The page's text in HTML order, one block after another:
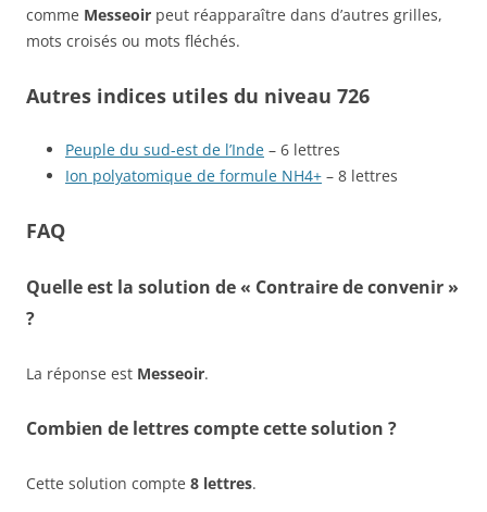
comme Messeoir peut réapparaître dans d’autres grilles,
mots croisés ou mots fléchés.
Autres indices utiles du niveau 726
Peuple du sud-est de l’Inde – 6 lettres
Ion polyatomique de formule NH4+ – 8 lettres
FAQ
Quelle est la solution de « Contraire de convenir »
?
La réponse est Messeoir.
Combien de lettres compte cette solution ?
Cette solution compte 8 lettres.